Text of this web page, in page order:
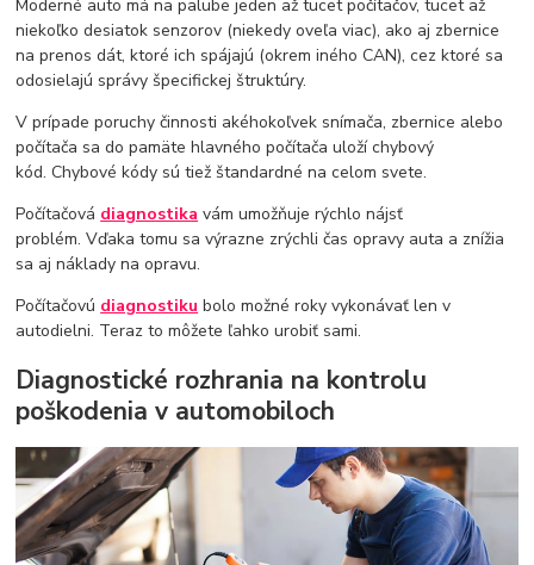
Moderné auto má na palube jeden až tucet počítačov, tucet až
niekoľko desiatok senzorov (niekedy oveľa viac), ako aj zbernice
na prenos dát, ktoré ich spájajú (okrem iného CAN), cez ktoré sa
odosielajú správy špecifickej štruktúry.
V prípade poruchy činnosti akéhokoľvek snímača, zbernice alebo
počítača sa do pamäte hlavného počítača uloží chybový
kód. Chybové kódy sú tiež štandardné na celom svete.
Počítačová diagnostika vám umožňuje rýchlo nájsť
problém. Vďaka tomu sa výrazne zrýchli čas opravy auta a znížia
sa aj náklady na opravu.
Počítačovú diagnostiku bolo možné roky vykonávať len v
autodielni. Teraz to môžete ľahko urobiť sami.
Diagnostické rozhrania na kontrolu
poškodenia v automobiloch